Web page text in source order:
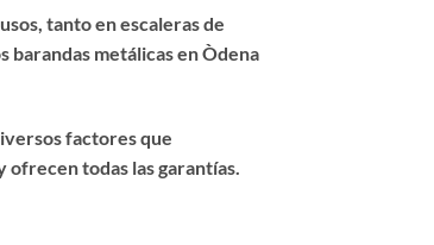
tanto en escaleras de
barandas metálicasen Òdena
factores que
ofrecen todas las garantías.